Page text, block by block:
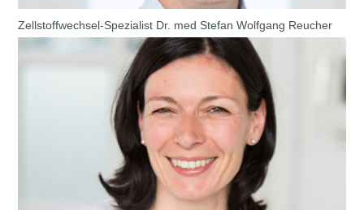
Zellstoffwechsel-Spezialist Dr. med Stefan Wolfgang Reucher